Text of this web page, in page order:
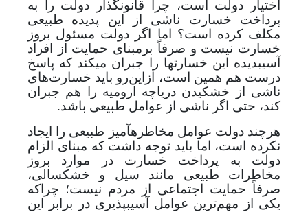
اختیار دولت است، چرا قانونگذار دولت را به
پرداخت خسارت ناشی از این پدیده طبیعی
مکلف کرده است؟ اما اگر دولت مسئول بروز
خسارت نیست و صرفاً برمبنای حمایت از افراد
آسیب­دیده این خسارت­ها را جبران می­کند که پاسخ
درست هم همین است، ازاین‌رو باید خسارت‌های
ناشی از خشکیدن دریاچه ارومیه را هم جبران
کند، حتی اگر ناشی از عوامل طبیعی باشد.
هرچند دولت عوامل مخاطره­آمیز طبیعی را ایجاد
نکرده است، اما باید توجه داشت که مبنای الزام
دولت به پرداخت خسارت در موارد بروز
مخاطرات طبیعی مانند سیل و خشکسالی،
صرفاً حمایت اجتماعی از مردم نیست؛ چراکه
یکی از مهم‌ترین عوامل آسیب­پذیری در برابر این